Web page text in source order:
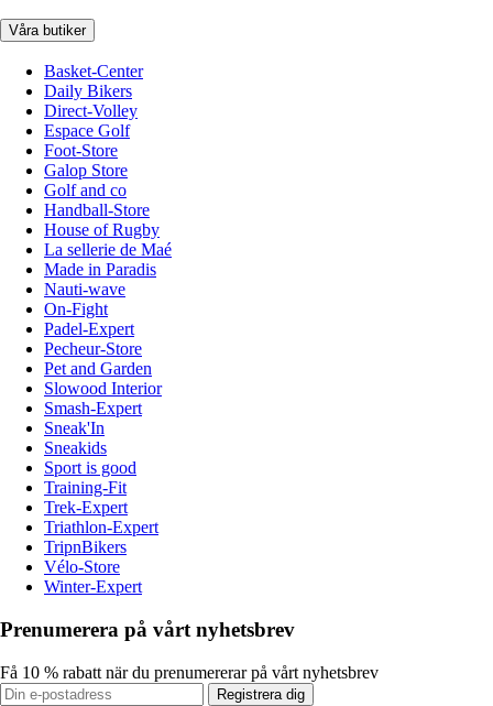
Våra butiker
Basket-Center
Daily Bikers
Direct-Volley
Espace Golf
Foot-Store
Galop Store
Golf and co
Handball-Store
House of Rugby
La sellerie de Maé
Made in Paradis
Nauti-wave
On-Fight
Padel-Expert
Pecheur-Store
Pet and Garden
Slowood Interior
Smash-Expert
Sneak'In
Sneakids
Sport is good
Training-Fit
Trek-Expert
Triathlon-Expert
TripnBikers
Vélo-Store
Winter-Expert
Prenumerera på vårt nyhetsbrev
Få 10 % rabatt när du prenumererar på vårt nyhetsbrev
Registrera dig